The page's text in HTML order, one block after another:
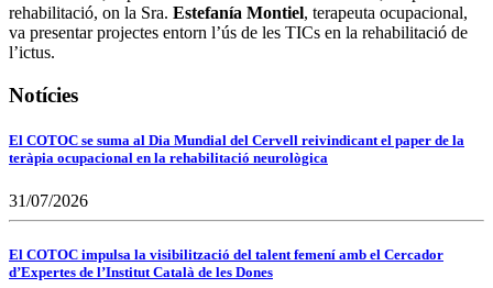
rehabilitació, on la Sra. Estefanía Montiel, terapeuta ocupacional,
va presentar projectes entorn l’ús de les TICs en la rehabilitació de
l’ictus.
Notícies
El COTOC se suma al Dia Mundial del Cervell reivindicant el paper de la
teràpia ocupacional en la rehabilitació neurològica
31/07/2026
El COTOC impulsa la visibilització del talent femení amb el Cercador
d’Expertes de l’Institut Català de les Dones